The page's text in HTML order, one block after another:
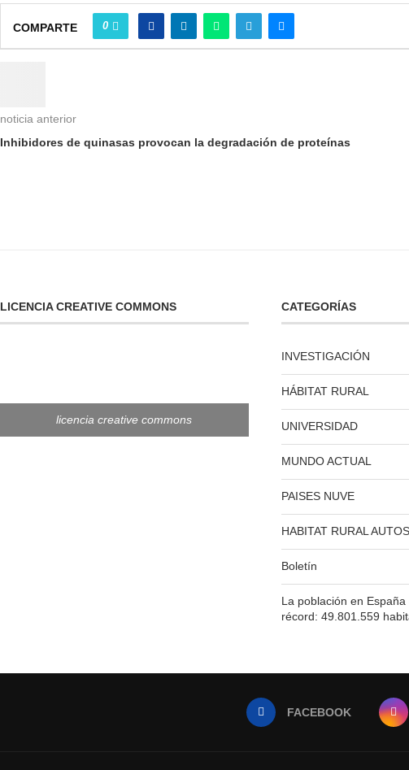
COMPARTE 0
noticia anterior
Inhibidores de quinasas provocan la degradación de proteínas
LICENCIA CREATIVE COMMONS
licencia creative commons
CATEGORÍAS
INVESTIGACIÓN
HÁBITAT RURAL
UNIVERSIDAD
MUNDO ACTUAL
PAISES NUVE
HABITAT RURAL
Boletín
La población en
récord: 49.801.559
FACEBOOK